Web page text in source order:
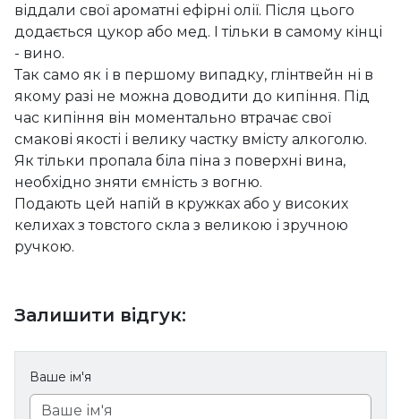
віддали свої ароматні ефірні олії. Після цього
додається цукор або мед. І тільки в самому кінці
- вино.
Так само як і в першому випадку, глінтвейн ні в
якому разі не можна доводити до кипіння. Під
час кипіння він моментально втрачає свої
смакові якості і велику частку вмісту алкоголю.
Як тільки пропала біла піна з поверхні вина,
необхідно зняти ємність з вогню.
Подають цей напій в кружках або у високих
келихах з товстого скла з великою і зручною
ручкою.
Залишити відгук:
Ваше ім'я